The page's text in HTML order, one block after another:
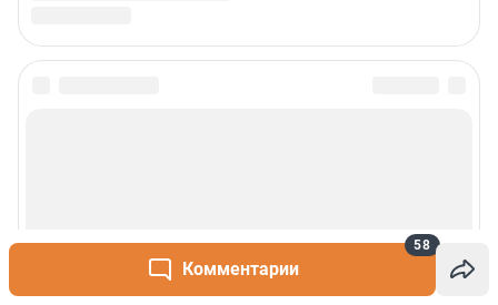
Комментарии
58